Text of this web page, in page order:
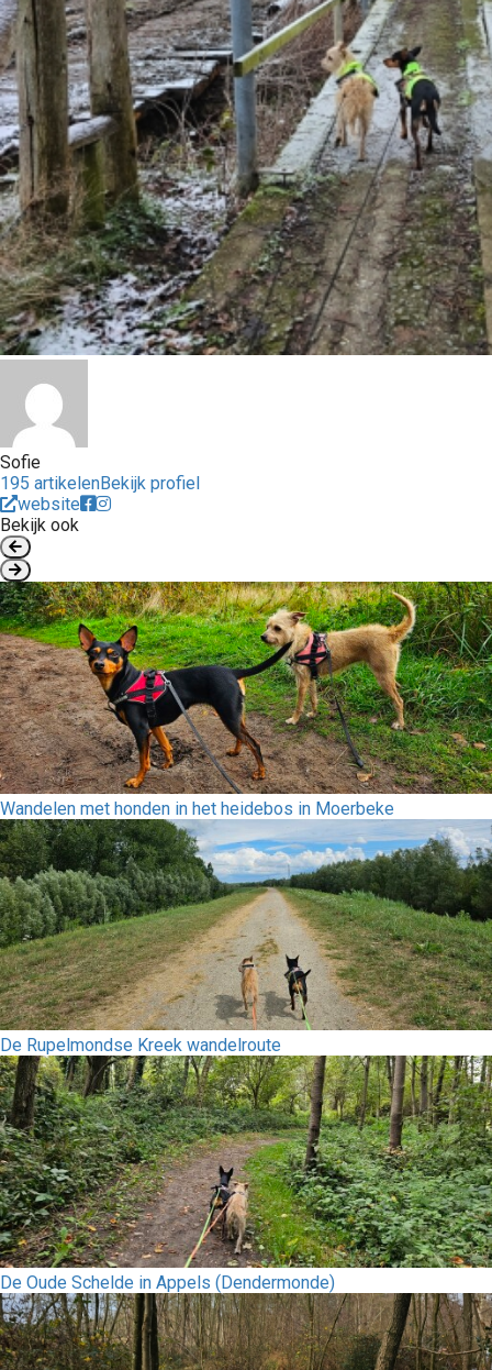
Sofie
195 artikelenBekijk profiel
website
Bekijk ook
Wandelen met honden in het heidebos in Moerbeke
De Rupelmondse Kreek wandelroute
De Oude Schelde in Appels (Dendermonde)